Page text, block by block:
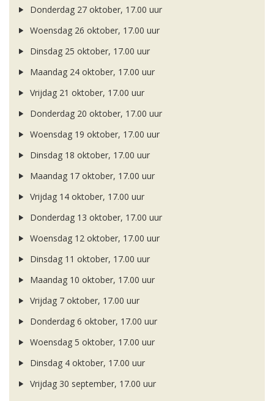
Donderdag 27 oktober, 17.00 uur
Woensdag 26 oktober, 17.00 uur
Dinsdag 25 oktober, 17.00 uur
Maandag 24 oktober, 17.00 uur
Vrijdag 21 oktober, 17.00 uur
Donderdag 20 oktober, 17.00 uur
Woensdag 19 oktober, 17.00 uur
Dinsdag 18 oktober, 17.00 uur
Maandag 17 oktober, 17.00 uur
Vrijdag 14 oktober, 17.00 uur
Donderdag 13 oktober, 17.00 uur
Woensdag 12 oktober, 17.00 uur
Dinsdag 11 oktober, 17.00 uur
Maandag 10 oktober, 17.00 uur
Vrijdag 7 oktober, 17.00 uur
Donderdag 6 oktober, 17.00 uur
Woensdag 5 oktober, 17.00 uur
Dinsdag 4 oktober, 17.00 uur
Vrijdag 30 september, 17.00 uur